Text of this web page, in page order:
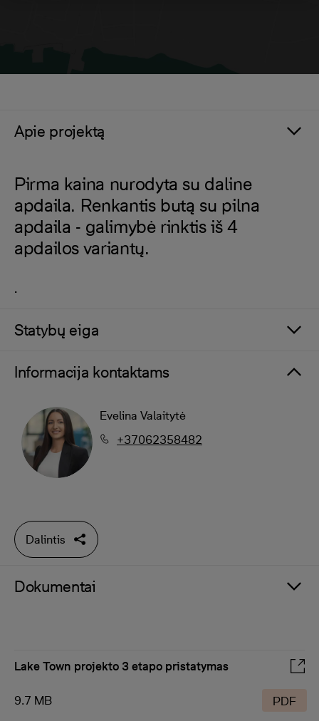
Apie projektą
Pirma kaina nurodyta su daline
apdaila. Renkantis butą su pilna
apdaila - galimybė rinktis iš 4
apdailos variantų.
.
Statybų eiga
Informacija kontaktams
Evelina Valaitytė
+37062358482
Dalintis
Dokumentai
Lake Town projekto 3 etapo pristatymas
9.7 MB PDF